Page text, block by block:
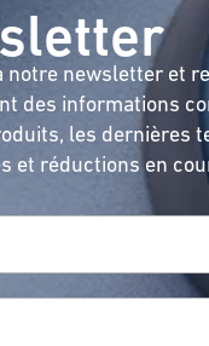
notre newsletter et
des informations
les dernières
et réductions en